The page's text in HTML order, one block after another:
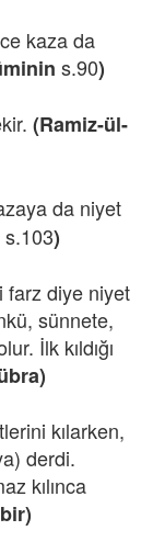
kaza da
s.90)
(Ramiz-ül-
da niyet
s.103)
farz diye niyet
sünnete,
İlk kıldığı
kılarken,
derdi.
kılınca